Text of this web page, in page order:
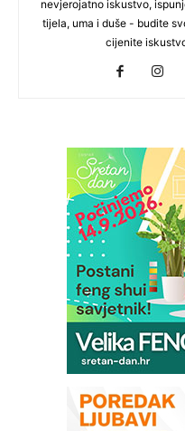
nevjerojatno iskustvo,
tijela, uma i duše - budite
cijenite